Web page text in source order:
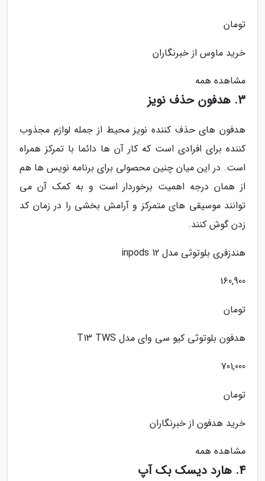
تومان
خرید ماوس از خبرنگاران
مشاهده همه
3. هدفون حذف نویز
هدفون های حذف کننده نویز محیط از جمله لوازم مجذوب
کننده برای افرادی است که کار آن ها دائما با تمرکز همراه
است. در این میان چنین محصولی برای برنامه نویس ها هم
از همان درجه اهمیت برخوردار است و به کمک آن می
توانند موسیقی های متمرکز و آرامش بخشی را در زمان کد
زدن گوش کنند.
هندزفری بلوتوثی مدل inpods 12
160,900
تومان
هدفون بلوتوثی کیو سی وای مدل T13 TWS
701,000
تومان
خرید هدفون از خبرنگاران
مشاهده همه
4. هارد دیسک بک آپ